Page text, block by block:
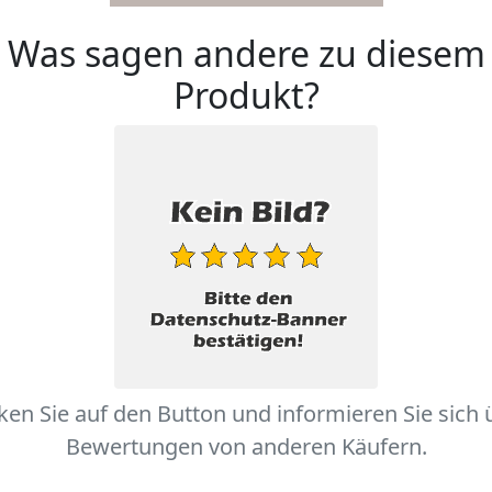
Was sagen andere zu diesem
Produkt?
Sie auf den Button und informieren Sie sich
Bewertungen von anderen Käufern.